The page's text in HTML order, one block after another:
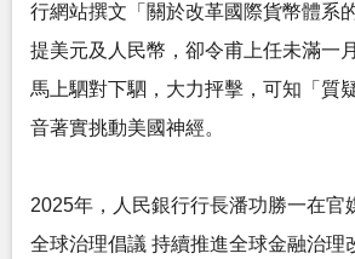
行網站撰文「關於改革國際貨幣體系
提美元及人民幣，卻令甫上任未滿一
馬上駟對下駟，大力抨擊，可知「質
音著實挑動美國神經。
2025年，人民銀行行長潘功勝一在官
全球治理倡議 持續推進全球金融治理